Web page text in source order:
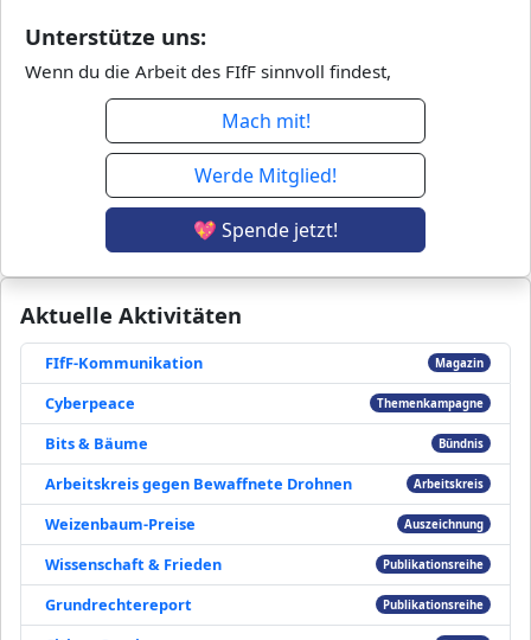
Aktuelle Aktivitäten
FIfF-Kommunikation Magazin
Cyberpeace Themenkampagne
Bits & Bäume Bündnis
Arbeitskreis gegen Bewaffnete Drohnen Arbeitskreis
Weizenbaum-Preise Auszeichnung
Wissenschaft & Frieden Publikationsreihe
Grundrechtereport Publikationsreihe
Unterstütze uns:
Wenn du die Arbeit des FIfF sinnvoll findest,
Mach mit!
Werde Mitglied!
💖 Spende jetzt!